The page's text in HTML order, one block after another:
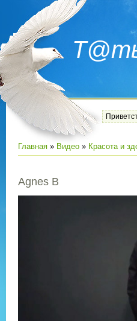
Главная » Видео » Красота и
Agnes B